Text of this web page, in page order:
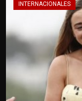
INTERNACIONALES